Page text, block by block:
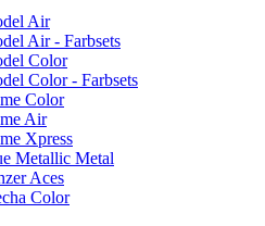
Air
Air - Farbsets
Color
Color - Farbsets
Color
Air
Xpress
Metallic Metal
Aces
Color